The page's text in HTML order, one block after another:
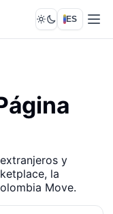
Lights out
ES
y
la
Move.